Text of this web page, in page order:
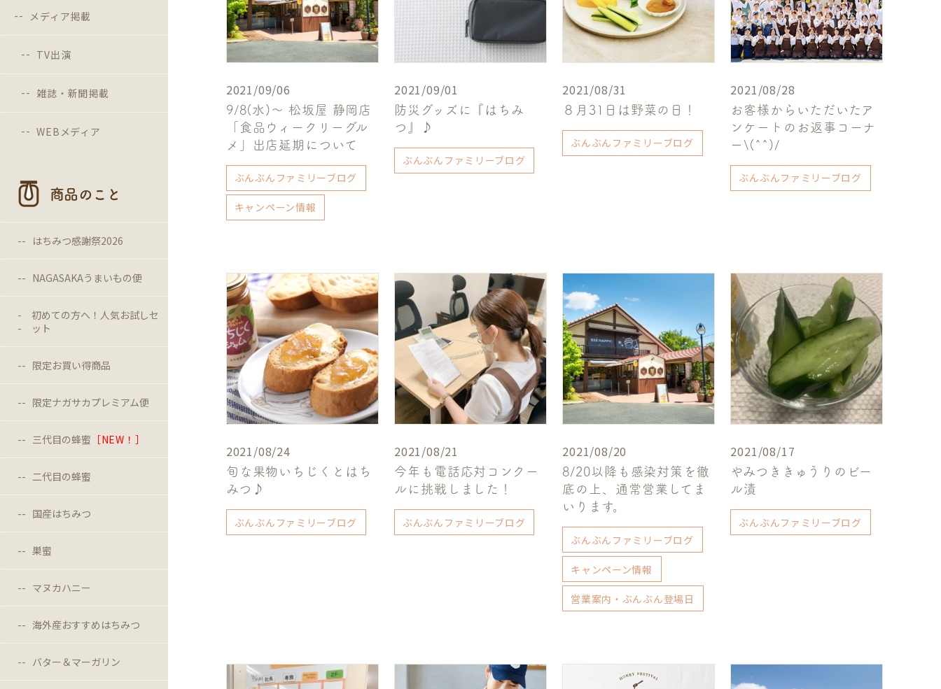
メディア掲載
TV出演
雑誌・新聞掲載
WEBメディア
商品のこと
はちみつ感謝祭2026
NAGASAKAうまいもの便
初めての方へ！人気お試しセ
ット
限定お買い得商品
限定ナガサカプレミアム便
三代目の蜂蜜 ［NEW！］
二代目の蜂蜜
国産はちみつ
巣蜜
マヌカハニー
海外産おすすめはちみつ
バター＆マーガリン
2021/09/06
9/8(水)～ 松坂屋 静岡店
「食品ウィークリーグル
メ」出店延期について
ぶんぶんファミリーブログ
キャンペーン情報
2021/09/01
防災グッズに『はちみ
つ』♪
ぶんぶんファミリーブログ
2021/08/31
８月31日は野菜の日！
ぶんぶんファミリーブログ
2021/08/28
お客様からいただいたア
ンケートのお返事コーナ
ー\(^^)/
ぶんぶんファミリーブログ
2021/08/24
旬な果物いちじくとはち
みつ♪
ぶんぶんファミリーブログ
2021/08/21
今年も電話応対コンクー
ルに挑戦しました！
ぶんぶんファミリーブログ
2021/08/20
8/20以降も感染対策を徹
底の上、通常営業してま
いります。
ぶんぶんファミリーブログ
キャンペーン情報
営業案内・ぶんぶん登場日
2021/08/17
やみつききゅうりのビー
ル漬
ぶんぶんファミリーブログ